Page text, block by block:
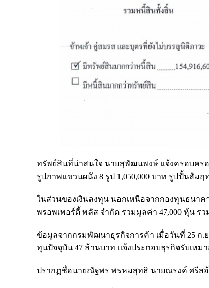
ทรัพย์สินที่น่าสนใจ นายสุพัฒนพงษ์ แจ้งครอบครอ
รูปภาพแขวนผนัง 8 รูป 1,050,000 บาท รูปปั้นสัม
ในส่วนของเงินลงทุน นอกเหนือจากกองทุนธนา
พรอพเพอร์ตี้ พลัส จำกัด รวมมูลค่า 47,000 หุ้น ร
ข้อมูลจากกรมพัฒนาธุรกิจการค้า เมื่อวันที่ 25 ก.
ทุนปัจจุบัน 47 ล้านบาท แจ้งประกอบธุรกิจรับเหม
ปรากฏชื่อนายณัฐพร พรหมสุทธิ นายณรงค์ ศรีส